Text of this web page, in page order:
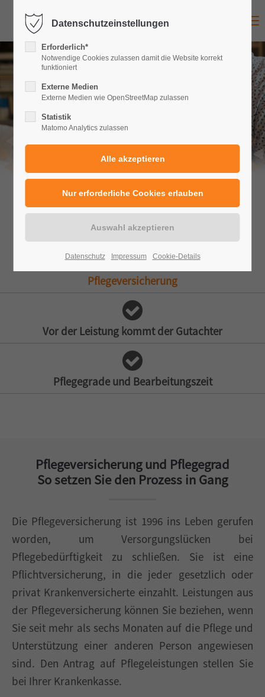
Pflegeversicherung
Vor der Leistung kommt der Gutachter
Pflegegrade und Bearbeitungszeit
Pflegeversicherung und Pflegegrad
So setzen Sie den Prozess in Gang
Die Pflegeversicherung ist 1996 ins Leben gerufen
worden, um Versorgungslücken bei
Pflegebedürftigkeit zu schließen. Sie ist eine
Pflichtversicherung, in die jeder gesetzlich oder
privat Krankenversicherte einzahlt. Leistungen aus
der Pflegeversicherung können Sie beziehen, wenn
Sie seit mehr als sechs Monaten auf die Pflege und
Unterstützung einer anderen Person angewiesen
sind. Den Antrag auf Pflegeleistungen stellen Sie
bei Ihrer Krankenkasse.
Datenschutzeinstellungen
Erforderlich*
Notwendige Cookies zulassen damit die Website korrekt
funktioniert
Externe Medien
Externe Medien wie OpenStreetMap zulassen
Statistik
Matomo Analytics zulassen
Datenschutz Impressum Cookie-Details